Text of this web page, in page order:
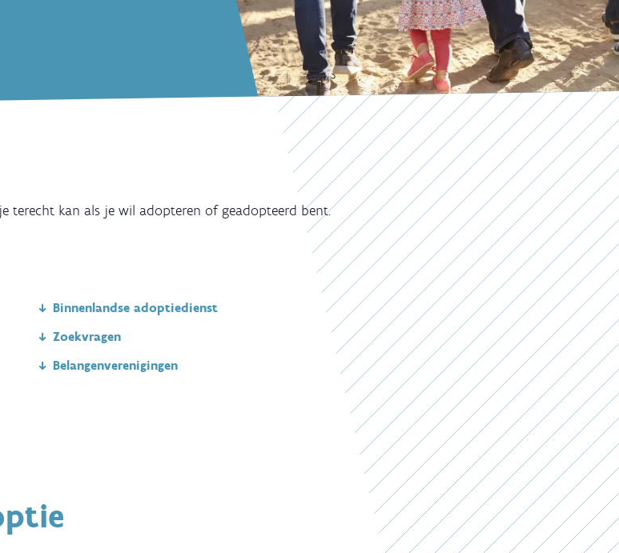
terecht kan als je wil adopteren of geadopteerd bent.
Binnenlandse adoptiedienst
Zoekvragen
Belangenverenigingen